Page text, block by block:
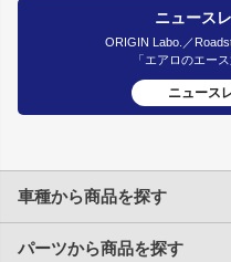
ニュース
ORIGIN Labo.／
「エアロのエー
ニュース
車種から商品を探す
トヨタ
パーツから商品を探す